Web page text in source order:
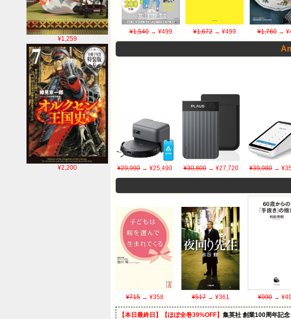
¥1,259
¥2,200
¥1,540→ ¥499 ¥1,672 → ¥499 ¥1,760→
¥29,990 → ¥25,490 ¥30,800→ ¥27,720 ¥39,980→
¥715 → ¥358 ¥517→ ¥361 ¥990→
【本日最終日】【ほぼ全巻39%OFF】 集英社 創業100周年記